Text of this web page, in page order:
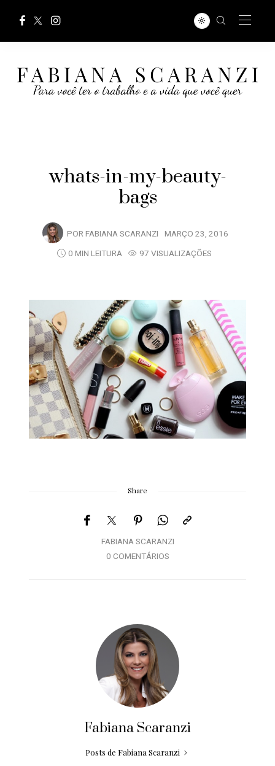
whats-in-my-beauty-
bags
POR FABIANA SCARANZI MARÇO 23, 2016
0 MIN LEITURA
97 VISUALIZAÇÕES
Share
FABIANA SCARANZI
0 COMENTÁRIOS
Fabiana Scaranzi
Posts de Fabiana Scaranzi